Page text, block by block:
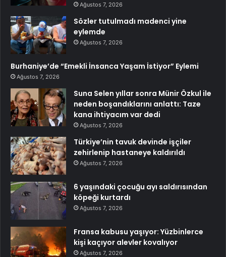
Ağustos 7, 2026
Sözler tutulmadı madenci yine
eylemde
Ağustos 7, 2026
Burhaniye’de “Emekli İnsanca Yaşam İstiyor” Eylemi
Ağustos 7, 2026
Suna Selen yıllar sonra Münir Özkul ile
neden boşandıklarını anlattı: Taze
kana ihtiyacım var dedi
Ağustos 7, 2026
Türkiye’nin tavuk devinde işçiler
zehirlenip hastaneye kaldırıldı
Ağustos 7, 2026
6 yaşındaki çocuğu ayı saldırısından
köpeği kurtardı
Ağustos 7, 2026
Fransa kabusu yaşıyor: Yüzbinlerce
kişi kaçıyor alevler kovalıyor
Ağustos 7, 2026